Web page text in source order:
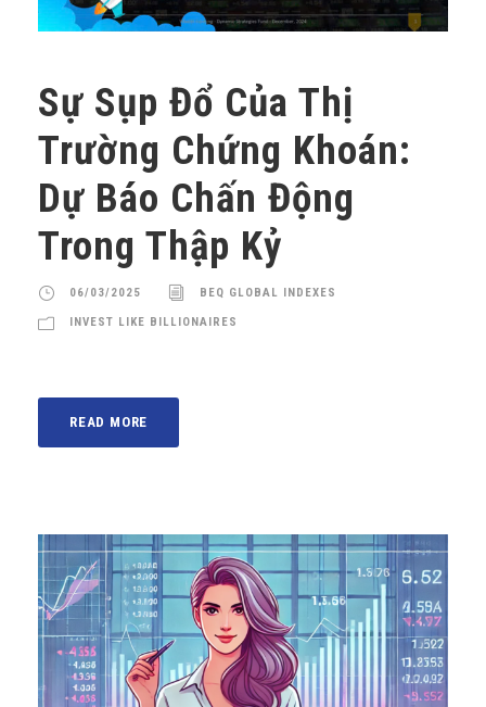
Sự Sụp Đổ Của Thị
Trường Chứng Khoán:
Dự Báo Chấn Động
Trong Thập Kỷ
06/03/2025 BEQ GLOBAL INDEXES
INVEST LIKE BILLIONAIRES
READ MORE